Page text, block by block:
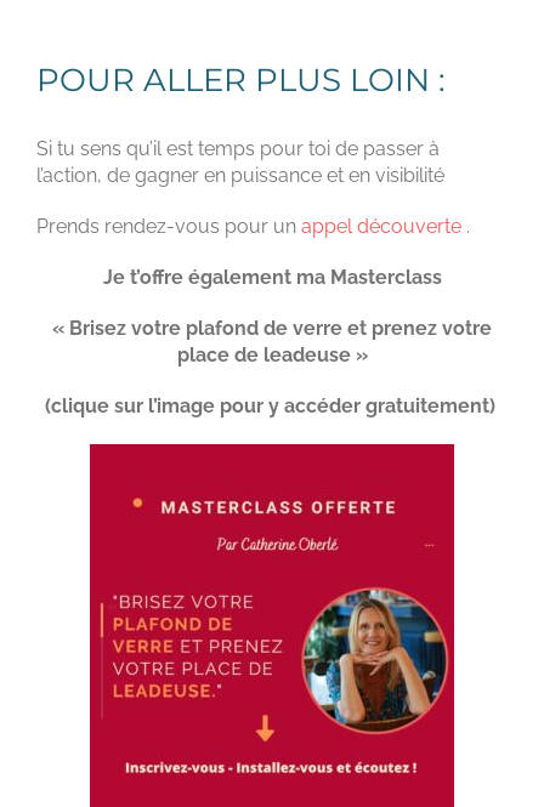
POUR ALLER PLUS LOIN :
Si tu sens qu’il est temps pour toi de passer à
l’action, de gagner en puissance et en visibilité
Prends rendez-vous pour un appel découverte .
Je t’offre également ma Masterclass
« Brisez votre plafond de verre et prenez votre
place de leadeuse »
(clique sur l’image pour y accéder gratuitement)